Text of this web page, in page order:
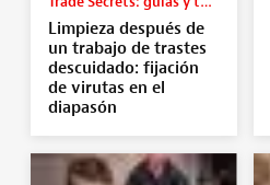
Limpieza después de
un trabajo de trastes
descuidado: fijación
de virutas en el
diapasón